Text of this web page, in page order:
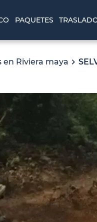
PAQUETES
en Riviera maya